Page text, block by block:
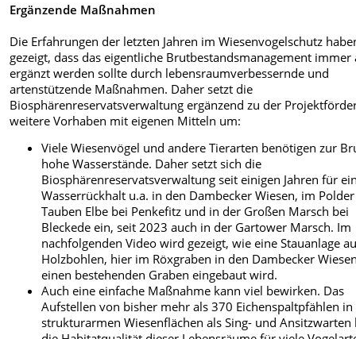
Ergänzende Maßnahmen
Die Erfahrungen der letzten Jahren im Wiesenvogelschutz
gezeigt, dass das eigentliche Brutbestandsmanagement immer
ergänzt werden sollte durch lebensraumverbessernde und
artenstützende Maßnahmen. Daher setzt die
Biosphärenreservatsverwaltung ergänzend zu der
weitere Vorhaben mit eigenen Mitteln um:
Viele Wiesenvögel und andere Tierarten benötigen zur
hohe Wasserstände. Daher setzt sich die
Biosphärenreservatsverwaltung seit einigen Jahren für
Wasserrückhalt u.a. in den Dambecker Wiesen, im
Tauben Elbe bei Penkefitz und in der Großen Marsch bei
Bleckede ein, seit 2023 auch in der Gartower Marsch. Im
nachfolgenden Video wird gezeigt, wie eine Stauanlage
Holzbohlen, hier im Röxgraben in den Dambecker
einen bestehenden Graben eingebaut wird.
Auch eine einfache Maßnahme kann viel bewirken. Das
Aufstellen von bisher mehr als 370 Eichenspaltpfählen in
strukturarmen Wiesenflächenals Sing- und Ansitzwarten